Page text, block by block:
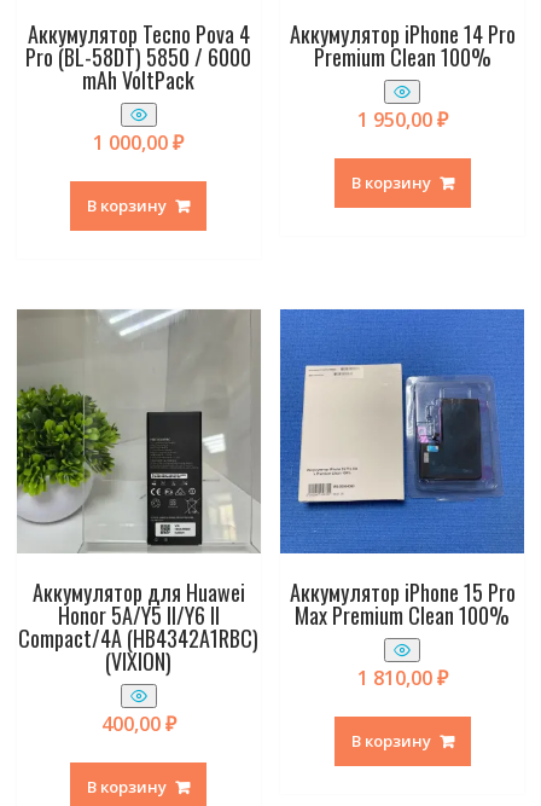
Аккумулятор Tecno Pova 4
Pro (BL-58DT) 5850 / 6000
mAh VoltPack
1 000,00₽
В корзину
Аккумулятор iPhone 14 Pro
Premium Clean 100%
1 950,00₽
В корзину
Аккумулятор для Huawei
Honor 5A/Y5 II/Y6 II
Compact/4A (HB4342A1RBC)
(VIXION)
400,00₽
В корзину
Аккумулятор iPhone 15 Pro
Max Premium Clean 100%
1 810,00₽
В корзину